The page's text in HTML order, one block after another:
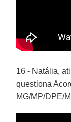
16 - Natália,
questiona
MG/MP/DPE/